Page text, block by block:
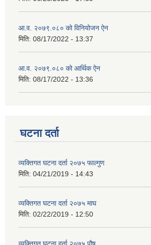
आ.व. २०७९.०८० को विनियोजन ऐन
मिति: 08/17/2022 - 13:37
आ.व. २०७९.०८० को आर्थिक ऐन
मिति: 08/17/2022 - 13:36
घटना दर्ता
व्यक्तिगत घटना दर्ता २०७५ फाल्गुण
मिति: 04/21/2019 - 14:43
व्यक्तिगत घटना दर्ता २०७५ माघ
मिति: 02/22/2019 - 12:50